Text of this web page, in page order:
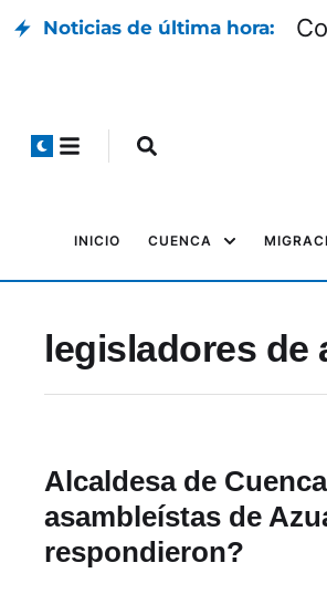
Noticias de última hora:
INICIO CUENCA
legisladores de
Alcaldesa de
asambleístas de
respondieron?